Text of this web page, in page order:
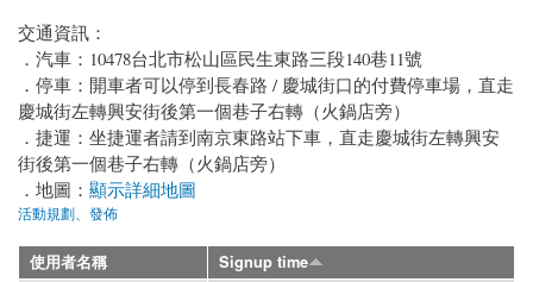
交通資訊：
．汽車：10478台北市松山區民生東路三段140巷11號
．停車：開車者可以停到長春路 / 慶城街口的付費停車場，直走
慶城街左轉興安街後第一個巷子右轉（火鍋店旁）
．捷運：坐捷運者請到南京東路站下車，直走慶城街左轉興安
街後第一個巷子右轉（火鍋店旁）
．地圖： 顯示詳細地圖
活動規劃、發佈
使用者名稱 Signup time